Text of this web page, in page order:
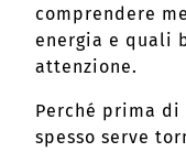
comprendere
energia e quali
attenzione.
Perché prima
spesso serve